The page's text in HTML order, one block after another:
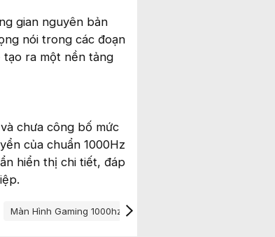
gian nguyên bản
nói trong các đoạn
ra một nền tảng
chưa công bố mức
của chuẩn 1000Hz
hiển thị chi tiết, đáp
Màn Hình Gaming 1000hz